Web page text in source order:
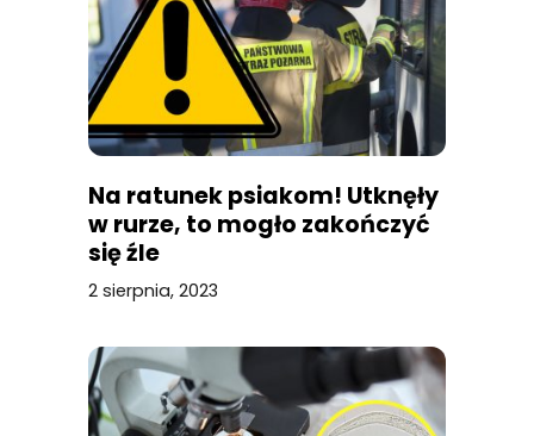
Na ratunek psiakom! Utknęły
w rurze, to mogło zakończyć
się źle
2 sierpnia, 2023